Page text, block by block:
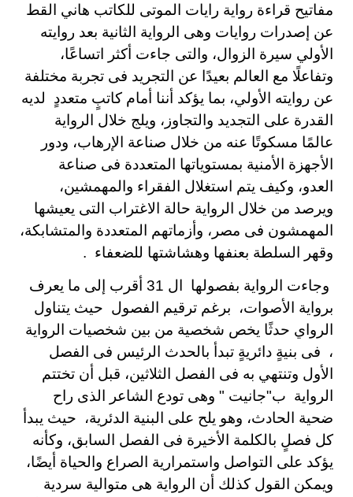
مفاتيح قراءة رواية رايات الموتى للكاتب هاني القط
عن إصدرات روايات وهى الرواية الثانية بعد روايته
الأولي سيرة الزوال، والتى جاءت أكثر اتساعًا،
وتفاعلًا مع العالم بعيدًا عن التجريد فى تجربة مختلفة
عن روايته الأولي، بما يؤكد أننا أمام كاتبٍ متعددٍ لديه
القدرة على التجديد والتجاوز، ويلج خلال الرواية
عالمًا مسكوتًا عنه من خلال صناعة الإرهاب، ودور
الأجهزة الأمنية بمستوياتها المتعددة فى صناعة
العدو، وكيف يتم استغلال الفقراء والمهمشين،
ويرصد من خلال الرواية حالة الاغتراب التى يعيشها
المهمشون فى مصر، وأزماتهم المتعددة والمتشابكة،
وقهر السلطة بعنفها وهشاشتها للضعفاء .
وجاءت الرواية بفصولها ال 31 أقرب إلى ما يعرف
برواية الأصوات، برغم ترقيم الفصول حيث يتناول
الرواي حدثًا يخص شخصية من بين شخصيات الرواية
، فى بنيةٍ دائريةٍ تبدأ بالحدث الرئيس فى الفصل
الأول وتنتهي به فى الفصل الثلاثين، قبل أن تختتم
الرواية ب"جانيت " وهى تودع الشاعر الذى راح
ضحية الحادث، وهو يلح على البنية الدئرية، حيث يبدأ
كل فصلٍ بالكلمة الأخيرة فى الفصل السابق، وكأنه
يؤكد على التواصل واستمرارية الصراع والحياة أيضًا،
ويمكن القول كذلك أن الرواية هى متوالية سردية